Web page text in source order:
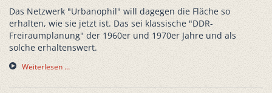
Das Netzwerk "Urbanophil" will dagegen die Fläche so
erhalten, wie sie jetzt ist. Das sei klassische "DDR-
Freiraumplanung" der 1960er und 1970er Jahre und als
solche erhaltenswert.
Weiterlesen …